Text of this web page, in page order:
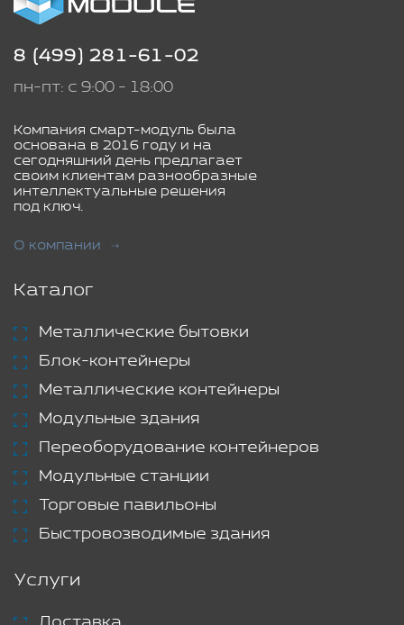
8 (499) 281-61-02
пн-пт: с 9:00 - 18:00
Компания смарт-модуль была
основана в 2016 году и на
сегодняшний день предлагает
своим клиентам разнообразные
интеллектуальные решения
под ключ.
О компании
Каталог
Металлические бытовки
Блок-контейнеры
Металлические контейнеры
Модульные здания
Переоборудование контейнеров
Модульные станции
Торговые павильоны
Быстровозводимые здания
Услуги